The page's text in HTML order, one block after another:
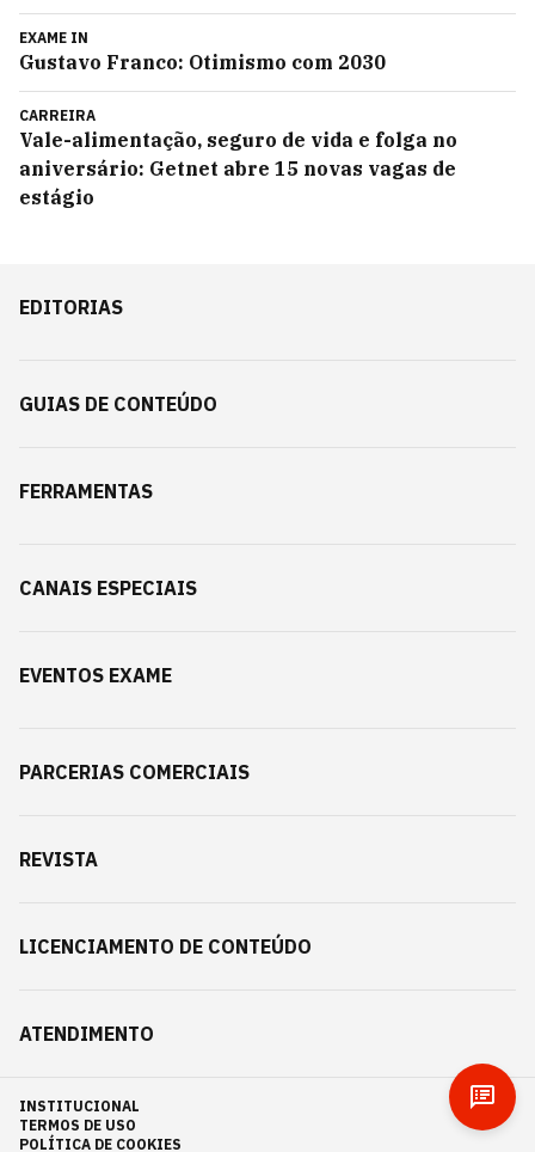
EXAME IN
Gustavo Franco: Otimismo com 2030
CARREIRA
Vale-alimentação, seguro de vida e folga no
aniversário: Getnet abre 15 novas vagas de
estágio
EDITORIAS
GUIAS DE CONTEÚDO
FERRAMENTAS
CANAIS ESPECIAIS
EVENTOS EXAME
PARCERIAS COMERCIAIS
REVISTA
LICENCIAMENTO DE CONTEÚDO
ATENDIMENTO
INSTITUCIONAL
TERMOS DE USO
POLÍTICA DE COOKIES